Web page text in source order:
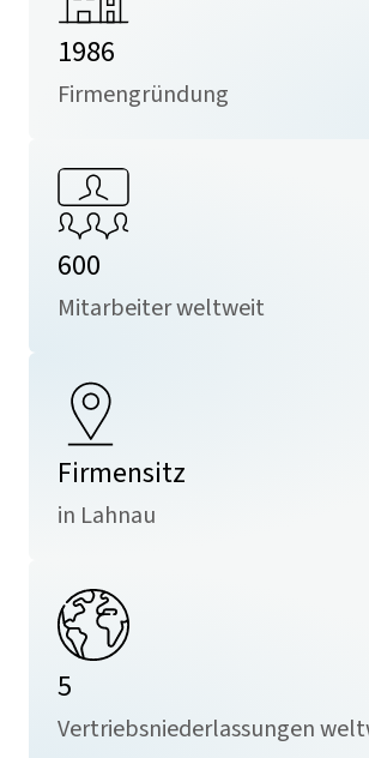
1986
Firmengründung
600
Mitarbeiter weltweit
Firmensitz
in Lahnau
5
Vertriebsniederlassungen